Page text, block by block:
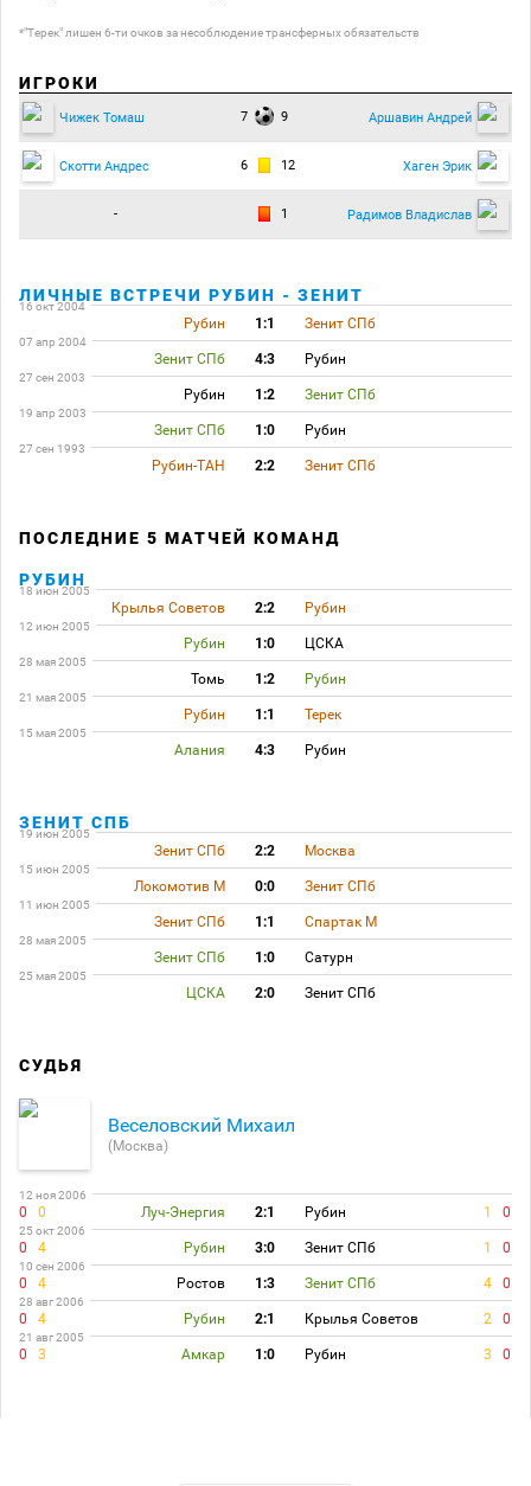
*"Терек" лишен 6-ти очков за несоблюдение трансферных обязательств
ИГРОКИ
Чижек Томаш 7 9 Аршавин Андрей
Скотти Андрес 6 12 Хаген Эрик
- 1 Радимов Владислав
ЛИЧНЫЕ ВСТРЕЧИ РУБИН - ЗЕНИТ
16 окт 2004
Рубин 1:1 Зенит СПб
07 апр 2004
Зенит СПб 4:3 Рубин
27 сен 2003
Рубин 1:2 Зенит СПб
19 апр 2003
Зенит СПб 1:0 Рубин
27 сен 1993
Рубин-ТАН 2:2 Зенит СПб
ПОСЛЕДНИЕ 5 МАТЧЕЙ КОМАНД
РУБИН
18 июн 2005
Крылья Советов 2:2 Рубин
12 июн 2005
Рубин 1:0 ЦСКА
28 мая 2005
Томь 1:2 Рубин
21 мая 2005
Рубин 1:1 Терек
15 мая 2005
Алания 4:3 Рубин
ЗЕНИТ СПБ
19 июн 2005
Зенит СПб 2:2 Москва
15 июн 2005
Локомотив М 0:0 Зенит СПб
11 июн 2005
Зенит СПб 1:1 Спартак М
28 мая 2005
Зенит СПб 1:0 Сатурн
25 мая 2005
ЦСКА 2:0 Зенит СПб
СУДЬЯ
Веселовский Михаил
(Москва)
12 ноя 2006
0 0 Луч-Энергия 2:1 Рубин 1 0
25 окт 2006
0 4 Рубин 3:0 Зенит СПб 1 0
10 сен 2006
0 4 Ростов 1:3 Зенит СПб 4 0
28 авг 2006
0 4 Рубин 2:1 Крылья Советов 2 0
21 авг 2005
0 3 Амкар 1:0 Рубин 3 0